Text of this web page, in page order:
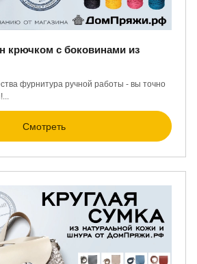
крючком с боковинами из
фурнитура ручной работы - вы точно
Смотреть